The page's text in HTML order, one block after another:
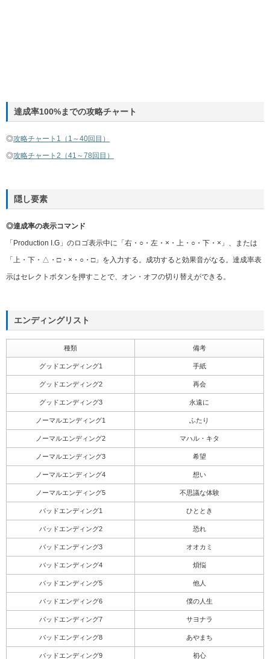
達成率100%までの攻略チャート
◎攻略チャート1（1～40回目）
◎攻略チャート2（41～78回目）
隠し要素
◎達成率の表示コマンド
「Production I.G」のロゴ表示中に「右・○・左・×・上・○・下・×」、または
「上・下・△・□・×・○・□」を入力する。成功すると効果音がなる。達成率表
示はセレクトボタンを押すことで、オン・オフの切り替えができる。
エンディングリスト
種類 備考
グッドエンディング1 手紙
グッドエンディング2 再会
グッドエンディング3 永遠に
ノーマルエンディング1 ふたり
ノーマルエンディング2 マハル・キタ
ノーマルエンディング3 希望
ノーマルエンディング4 想い
ノーマルエンディング5 不思議な体験
バッドエンディング1 ひととき
バッドエンディング2 恐れ
バッドエンディング3 オオカミ
バッドエンディング4 煩悩
バッドエンディング5 他人
バッドエンディング6 僕の人生
バッドエンディング7 サヨナラ
バッドエンディング8 あやまち
バッドエンディング9 初心